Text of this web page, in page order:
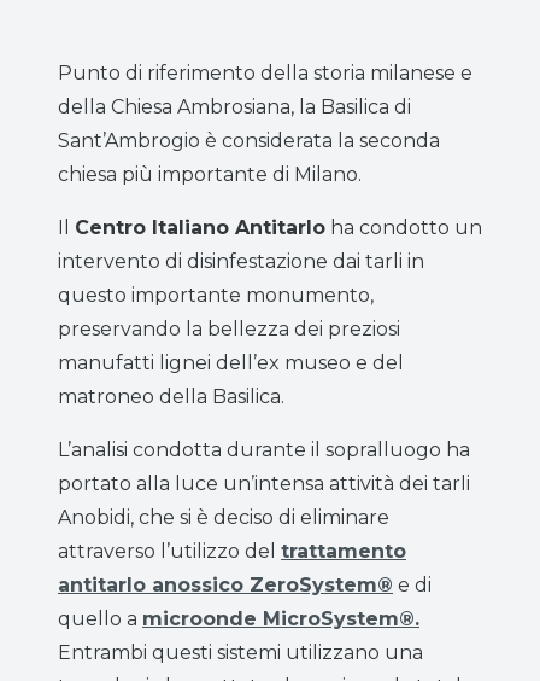
Punto di riferimento della storia milanese e
della Chiesa Ambrosiana, la Basilica di
Sant’Ambrogio è considerata la seconda
chiesa più importante di Milano.
Il Centro Italiano Antitarlo ha condotto un
intervento di disinfestazione dai tarli in
questo importante monumento,
preservando la bellezza dei preziosi
manufatti lignei dell’ex museo e del
matroneo della Basilica.
L’analisi condotta durante il sopralluogo ha
portato alla luce un’intensa attività dei tarli
Anobidi, che si è deciso di eliminare
attraverso l’utilizzo del trattamento
antitarlo anossico ZeroSystem® e di
quello a microonde MicroSystem®.
Entrambi questi sistemi utilizzano una